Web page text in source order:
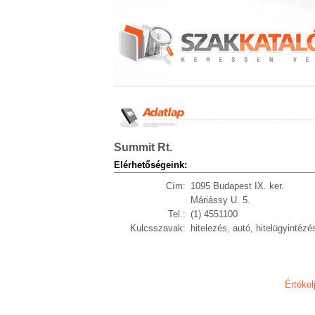
Summit Rt.
Elérhetőségeink:
Cím: 1095 Budapest IX. ker.
Máriássy U. 5.
Tel.: (1) 4551100
Kulcsszavak:
hitelezés, autó,